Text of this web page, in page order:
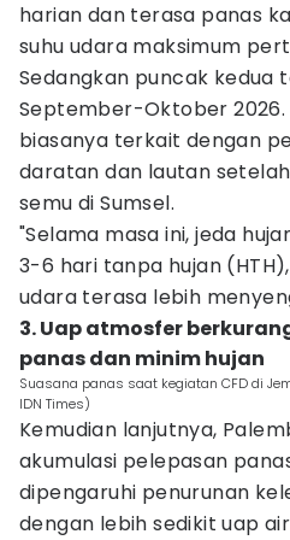
harian dan terasa panas
suhu udara maksimum
Sedangkan puncak kedua
September-Oktober 2026.
biasanya terkait dengan
daratan dan lautan
semu di Sumsel.
"Selama masa ini, jeda
3-6 hari tanpa hujan
udara terasa lebih
3. Uap atmosfer
panas dan minim hujan
Suasana panas saat kegiatan CFD di
IDN Times)
Kemudian lanjutnya,
akumulasi pelepasan
dipengaruhi penurunan
dengan lebih sedikit uap